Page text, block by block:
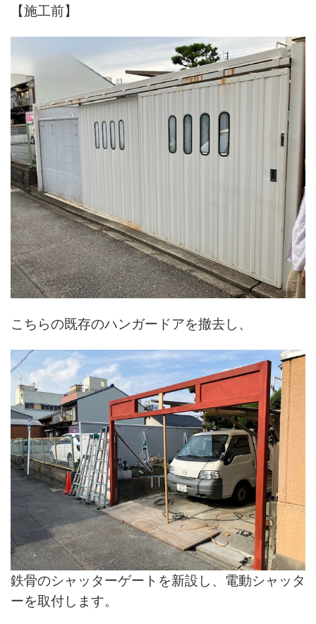
【施工前】
こちらの既存のハンガードアを撤去し、
鉄骨のシャッターゲートを新設し、電動シャッタ
ーを取付します。